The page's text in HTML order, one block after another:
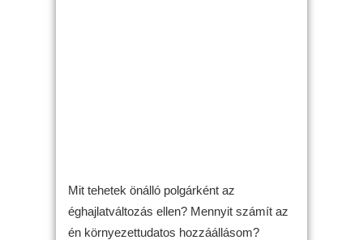
Mit tehetek önálló polgárként az
éghajlatváltozás ellen? Mennyit számít az
én környezettudatos hozzáállásom?